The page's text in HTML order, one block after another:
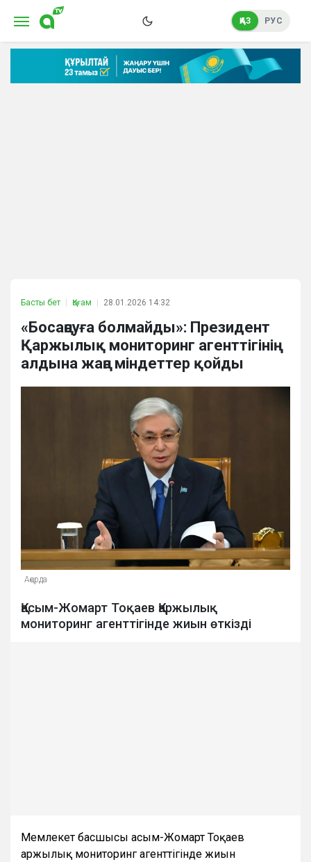
ҚАЗ РУС
Басты бет Қоғам 28.01.2026 14:32
«Босаңсуға болмайды»: Президент
Қаржылық мониторинг агенттігінің
алдына жаңа міндеттер қойды
Ақорда
Қасым-Жомарт Тоқаев Қаржылық
мониторинг агенттігінде жиын өткізді
Мемлекет басшысы Қасым-Жомарт Тоқаев
Қаржылық мониторинг агенттігінде жиын